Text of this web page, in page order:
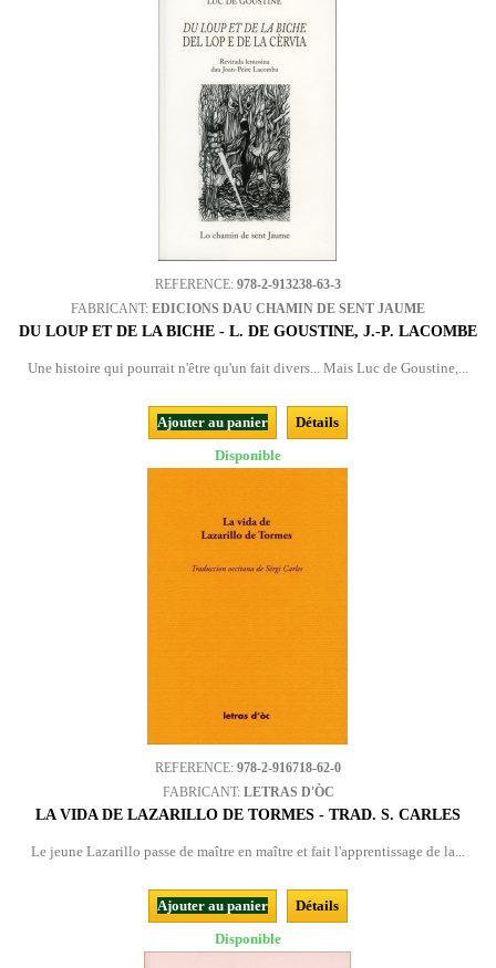
REFERENCE: 978-2-913238-63-3
FABRICANT: EDICIONS DAU CHAMIN DE SENT JAUME
DU LOUP ET DE LA BICHE - L. DE GOUSTINE, J.-P. LACOMBE
Une histoire qui pourrait n'être qu'un fait divers... Mais Luc de Goustine,...
Ajouter au panier
Détails
Disponible
REFERENCE: 978-2-916718-62-0
FABRICANT: LETRAS D'ÒC
LA VIDA DE LAZARILLO DE TORMES - TRAD. S. CARLES
Le jeune Lazarillo passe de maître en maître et fait l'apprentissage de la...
Ajouter au panier
Détails
Disponible